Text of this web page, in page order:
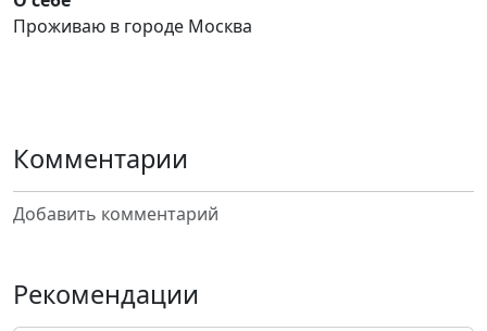
Проживаю в городе Москва
Комментарии
Добавить комментарий
Рекомендации